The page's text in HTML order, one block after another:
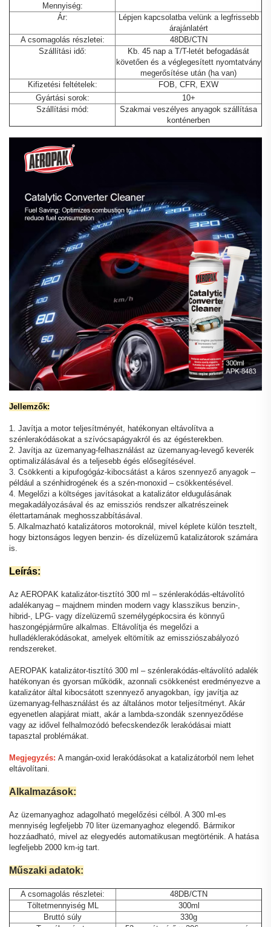
Mennyiség:
Ár:
Lépjen kapcsolatba velünk a legfrissebb
árajánlatért
A csomagolás részletei:
48DB/CTN
Szállítási idő:
Kb. 45 nap a T/T-letét befogadását
követően és a véglegesített nyomtatvány
megerősítése után (ha van)
Kifizetési feltételek:
FOB, CFR, EXW
Gyártási sorok:
10+
Szállítási mód:
Szakmai veszélyes anyagok szállítása
konténerben
Jellemzők:
1. Javítja a motor teljesítményét, hatékonyan eltávolítva a
szénlerakódásokat a szívócsapágyakról és az égésterekben.
2. Javítja az üzemanyag-felhasználást az üzemanyag-levegő keverék
optimalizálásával és a teljesebb égés elősegítésével.
3. Csökkenti a kipufogógáz-kibocsátást a káros szennyező anyagok –
például a szénhidrogének és a szén-monoxid – csökkentésével.
4. Megelőzi a költséges javításokat a katalizátor eldugulásának
megakadályozásával és az emissziós rendszer alkatrészeinek
élettartamának meghosszabbításával.
5. Alkalmazható katalizátoros motoroknál, mivel képlete külön tesztelt,
hogy biztonságos legyen benzin- és dízelüzemű katalizátorok számára
is.
Leírás:
Az AEROPAK katalizátor-tisztító 300 ml – szénlerakódás-eltávolító
adalékanyag – majdnem minden modern vagy klasszikus benzin-,
hibrid-, LPG- vagy dízelüzemű személygépkocsira és könnyű
haszongépjárműre alkalmas. Eltávolítja és megelőzi a
hulladéklerakódásokat, amelyek eltömítik az emissziószabályozó
rendszereket.
AEROPAK katalizátor-tisztító 300 ml – szénlerakódás-eltávolító adalék
hatékonyan és gyorsan működik, azonnali csökkenést eredményezve a
katalizátor által kibocsátott szennyező anyagokban, így javítja az
üzemanyag-felhasználást és az általános motor teljesítményt. Akár
egyenetlen alapjárat miatt, akár a lambda-szondák szennyeződése
vagy az idővel felhalmozódó befecskendezők lerakódásai miatt
tapasztal problémákat.
Megjegyzés: A mangán-oxid lerakódásokat a katalizátorból nem lehet
eltávolítani.
Alkalmazások:
Az üzemanyaghoz adagolható megelőzési célból. A 300 ml-es
mennyiség legfeljebb 70 liter üzemanyaghoz elegendő. Bármikor
hozzáadható, mivel az elegyedés automatikusan megtörténik. A hatása
legfeljebb 2000 km-ig tart.
Műszaki adatok:
A csomagolás részletei:
48DB/CTN
Töltetmennyiség ML
300ml
Bruttó súly
330g